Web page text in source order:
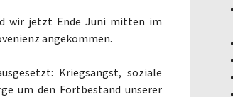
wir jetzt Ende Juni mitten im
angekommen.
Kriegsangst, soziale
um den Fortbestand unserer